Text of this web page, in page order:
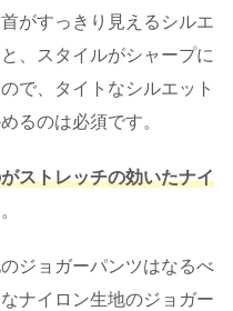
がすっきり見えるシルエ
、スタイルがシャープに
で、タイトなシルエット
るのは必須です。
ストレッチの効いたナイ
ジョガーパンツはなるべ
ナイロン生地のジョガー